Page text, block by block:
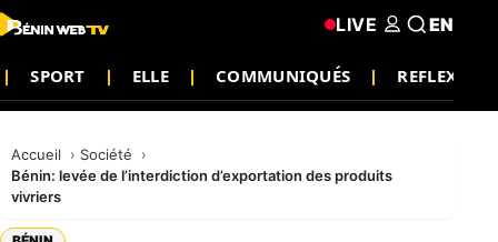
SPORT ELLE COMMUNIQUÉS REFLEXION
LIVE EN
Accueil
Société
Bénin: levée de l’interdiction d’exportation des produits
vivriers